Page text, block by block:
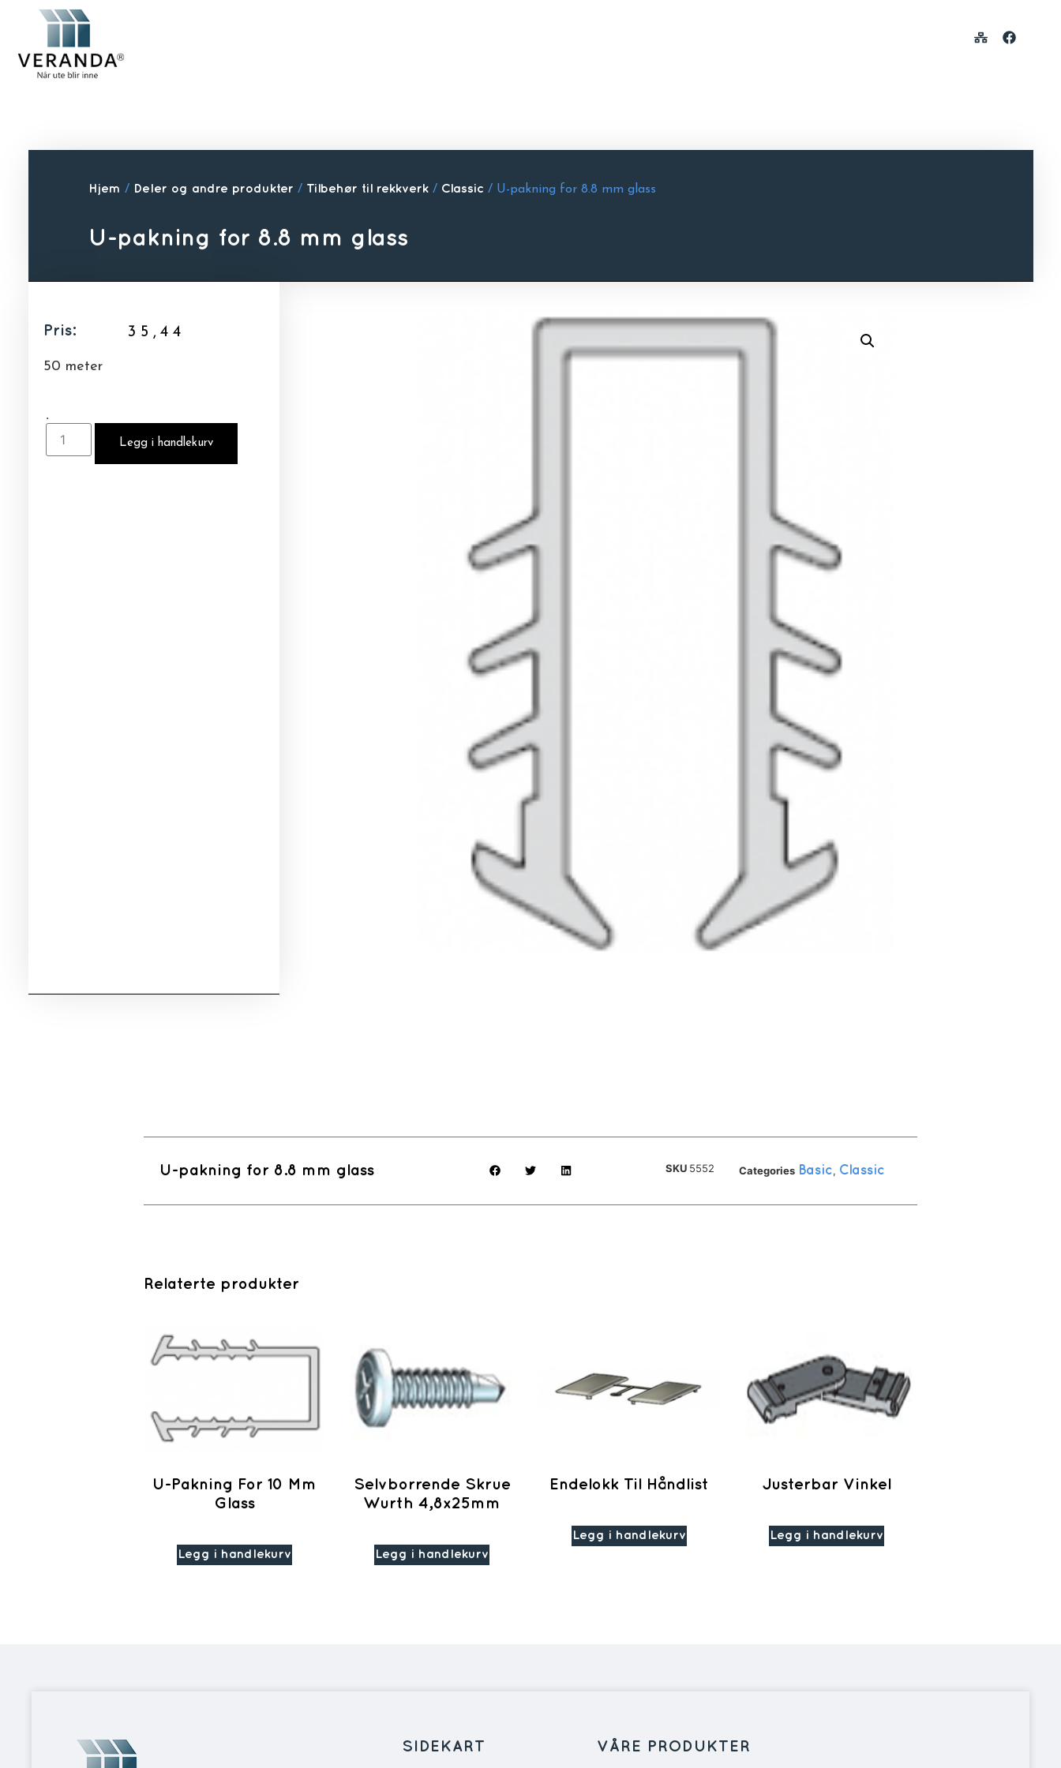
Hjem / Deler og andre produkter / Tilbehør til rekkverk/ Classic / U-pakning for 8.8 mm glass
U-pakning for 8.8 mm glass
Pris: 35,44
50 meter
.
Legg i handlekurv
U-pakning for 8.8 mm glass SKU 5552 Categories Basic, Classic
Relaterte produkter
U-Pakning For 10 Mm
Glass
Legg i handlekurv
Selvborrende Skrue
Wurth 4,8x25mm
Legg i handlekurv
Endelokk Til Håndlist
Legg i handlekurv
Justerbar Vinkel
Legg i handlekurv
SIDEKART VÅRE PRODUKTER